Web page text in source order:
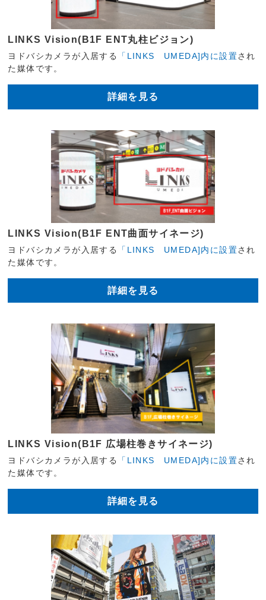
LINKS Vision(B1F ENT丸柱ビジョン)
ヨドバシカメラが入居する 「LINKS UMEDA]内に設置され
た媒体です。
詳細を見る
LINKS Vision(B1F ENT曲面サイネージ)
ヨドバシカメラが入居する 「LINKS UMEDA]内に設置され
た媒体です。
詳細を見る
LINKS Vision(B1F 広場柱巻きサイネージ)
ヨドバシカメラが入居する 「LINKS UMEDA]内に設置され
た媒体です。
詳細を見る